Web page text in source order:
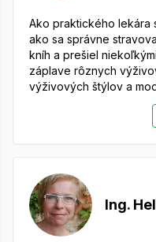
Ako praktického lekára
ako sa správne
kníh a prešiel
záplave rôznych
výživových štýlov a
Ing.